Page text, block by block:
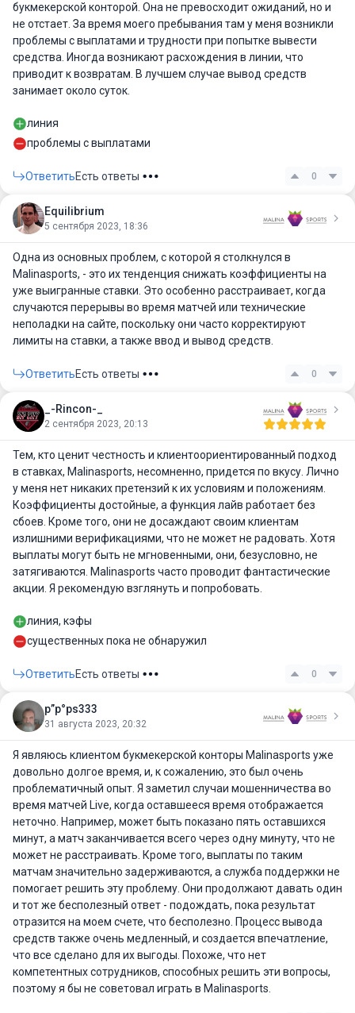
букмекерской конторой. Она не превосходит ожиданий, но и
не отстает. За время моего пребывания там у меня возникли
проблемы с выплатами и трудности при попытке вывести
средства. Иногда возникают расхождения в линии, что
приводит к возвратам. В лучшем случае вывод средств
занимает около суток.
линия
проблемы с выплатами
ОтветитьЕсть ответы 0
Equilibrium
5 сентября 2023, 18:36
Одна из основных проблем, с которой я столкнулся в
Malinasports, - это их тенденция снижать коэффициенты на
уже выигранные ставки. Это особенно расстраивает, когда
случаются перерывы во время матчей или технические
неполадки на сайте, поскольку они часто корректируют
лимиты на ставки, а также ввод и вывод средств.
ОтветитьЕсть ответы 0
_-Rincon-_
2 сентября 2023, 20:13
Тем, кто ценит честность и клиентоориентированный подход
в ставках, Malinasports, несомненно, придется по вкусу. Лично
у меня нет никаких претензий к их условиям и положениям.
Коэффициенты достойные, а функция лайв работает без
сбоев. Кроме того, они не досаждают своим клиентам
излишними верификациями, что не может не радовать. Хотя
выплаты могут быть не мгновенными, они, безусловно, не
затягиваются. Malinasports часто проводит фантастические
акции. Я рекомендую взглянуть и попробовать.
линия, кэфы
существенных пока не обнаружил
ОтветитьЕсть ответы 0
р”р°рѕ333
31 августа 2023, 20:32
Я являюсь клиентом букмекерской конторы Malinasports уже
довольно долгое время, и, к сожалению, это был очень
проблематичный опыт. Я заметил случаи мошенничества во
время матчей Live, когда оставшееся время отображается
неточно. Например, может быть показано пять оставшихся
минут, а матч заканчивается всего через одну минуту, что не
может не расстраивать. Кроме того, выплаты по таким
матчам значительно задерживаются, а служба поддержки не
помогает решить эту проблему. Они продолжают давать один
и тот же бесполезный ответ - подождать, пока результат
отразится на моем счете, что бесполезно. Процесс вывода
средств также очень медленный, и создается впечатление,
что все сделано для их выгоды. Похоже, что нет
компетентных сотрудников, способных решить эти вопросы,
поэтому я бы не советовал играть в Malinasports.